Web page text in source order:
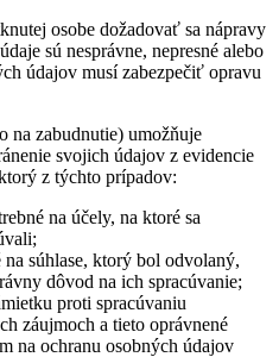
osobe dožadovať sa nápravy
sú nesprávne, nepresné alebo
údajov musí zabezpečiť opravu
na zabudnutie) umožňuje
svojich údajov z evidencie
z týchto prípadov:
na účely, na ktoré sa
súhlase, ktorý bol odvolaný,
dôvod na ich spracúvanie;
proti spracúvaniu
záujmoch a tieto oprávnené
na ochranu osobných údajov